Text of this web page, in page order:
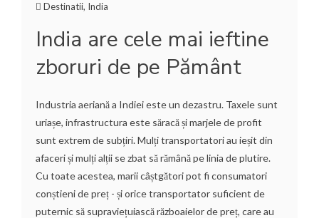
Destinatii, India
India are cele mai ieftine
zboruri de pe Pământ
Industria aeriană a Indiei este un dezastru. Taxele sunt
uriașe, infrastructura este săracă și marjele de profit
sunt extrem de subțiri. Mulți transportatori au ieșit din
afaceri și mulți alții se zbat să rămână pe linia de plutire.
Cu toate acestea, marii câștgători pot fi consumatori
conștieni de preț - și orice transportator suficient de
puternic să supraviețuiască războaielor de preț, care au